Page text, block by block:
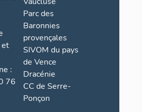
et
:
76
Parc des
Baronnies
provençales
SIVOM du pays
de Vence
Dracénie
CC de Serre-
Ponçon